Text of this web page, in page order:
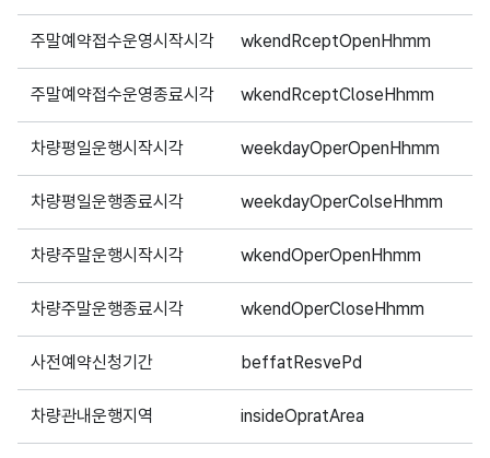
주말예약접수운영시작시각 wkendRceptOpenHhmm
주말예약접수운영종료시각 wkendRceptCloseHhmm
차량평일운행시작시각 weekdayOperOpenHhmm
차량평일운행종료시각 weekdayOperColseHhmm
차량주말운행시작시각 wkendOperOpenHhmm
차량주말운행종료시각 wkendOperCloseHhmm
사전예약신청기간 beffatResvePd
차량관내운행지역 insideOpratArea